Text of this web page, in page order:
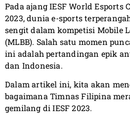
Pada ajang IESF World Esports
2023, dunia e-sports
sengit dalam kompetisi Mobile
(MLBB). Salah satu momen
ini adalah pertandingan epik
dan Indonesia.
Dalam artikel ini, kita akan
bagaimana Timnas Filipina
gemilang di IESF 2023.